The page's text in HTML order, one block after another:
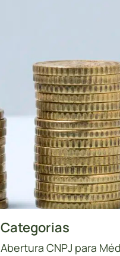
Categorias
Abertura CNPJ para